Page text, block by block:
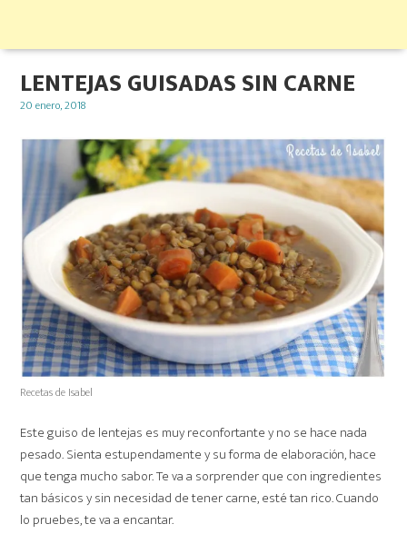
LENTEJAS GUISADAS SIN CARNE
Posted
20 enero, 2018
Recetas de Isabel
Este guiso de lentejas es muy reconfortante y no se hace nada
pesado. Sienta estupendamente y su forma de elaboración, hace
que tenga mucho sabor. Te va a sorprender que con ingredientes
tan básicos y sin necesidad de tener carne, esté tan rico. Cuando
lo pruebes, te va a encantar.